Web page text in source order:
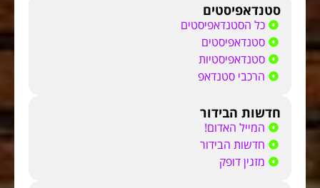
סטנדאפיסטים
כל הסטנדאפיסטים
סטנדאפיסטים
סטנדאפיסטיות
הרכבי סטנדאפ
חדשות הבידור
המייל האדום!
חדשות הבידור
מזגין דופק